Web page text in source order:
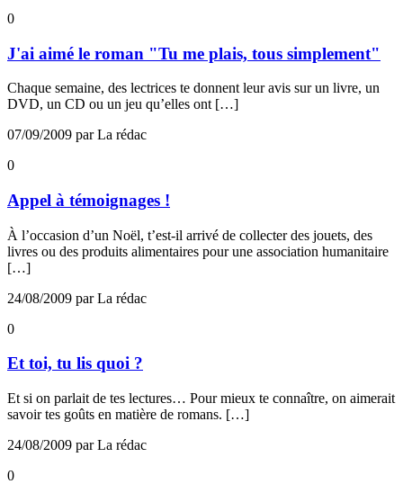
0
J'ai aimé le roman "Tu me plais, tous simplement"
Chaque semaine, des lectrices te donnent leur avis sur un livre, un
DVD, un CD ou un jeu qu’elles ont […]
07/09/2009 par La rédac
0
Appel à témoignages !
À l’occasion d’un Noël, t’est-il arrivé de collecter des jouets, des
livres ou des produits alimentaires pour une association humanitaire
[…]
24/08/2009 par La rédac
0
Et toi, tu lis quoi ?
Et si on parlait de tes lectures… Pour mieux te connaître, on aimerait
savoir tes goûts en matière de romans. […]
24/08/2009 par La rédac
0